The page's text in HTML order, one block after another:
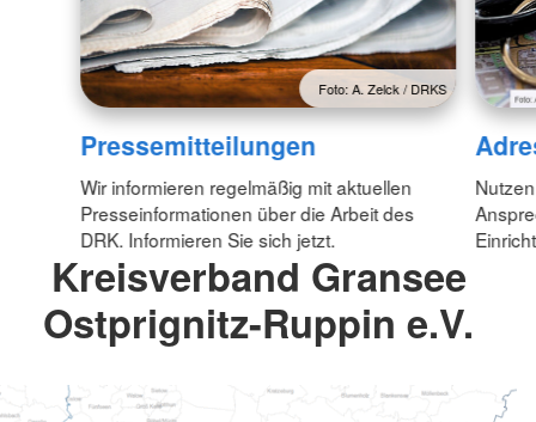
Foto: A. Zelck / DRKS
Pressemitteilungen
Wir informieren regelmäßig mit aktuellen
Presseinformationen über die Arbeit des
DRK. Informieren Sie sich jetzt.
Kreisverband Gransee
Ostprignitz-Ruppin e.V.